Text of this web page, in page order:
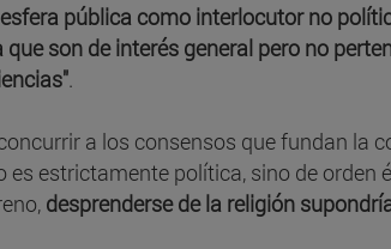
pública como interlocutor no
son de interés general pero no
.
a los consensos que fundan la
estrictamente política, sino de orden
desprenderse de la religión